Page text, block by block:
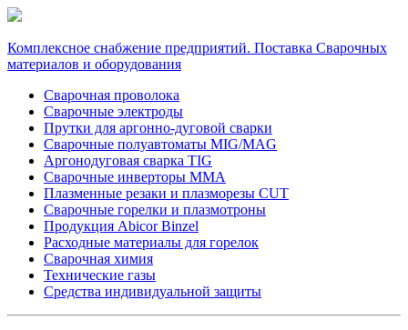
Комплексное снабжение предприятий. Поставка Сварочных
материалов и оборудования
Сварочная проволока
Сварочные электроды
Прутки для аргонно-дуговой сварки
Сварочные полуавтоматы MIG/MAG
Аргонодуговая сварка TIG
Сварочные инверторы MMA
Плазменные резаки и плазморезы CUT
Сварочные горелки и плазмотроны
Продукция Abicor Binzel
Расходные материалы для горелок
Сварочная химия
Технические газы
Средства индивидуальной защиты